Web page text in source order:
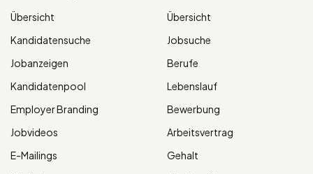
Übersicht
Kandidatensuche
Jobanzeigen
Kandidatenpool
Employer Branding
Jobvideos
E-Mailings
Übersicht
Jobsuche
Berufe
Lebenslauf
Bewerbung
Arbeitsvertrag
Gehalt